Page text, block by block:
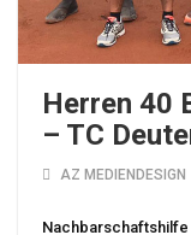
Herren 40
– TC
AZ MEDIENDESIGN
Nachbarschaftshilfe